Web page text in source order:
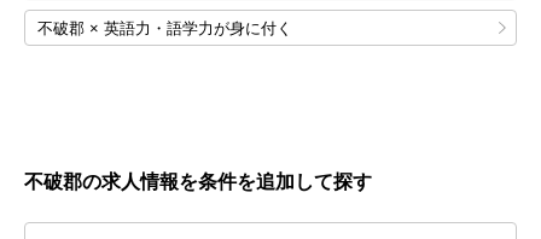
不破郡 × 英語力・語学力が身に付く
不破郡の求人情報を条件を追加して探す